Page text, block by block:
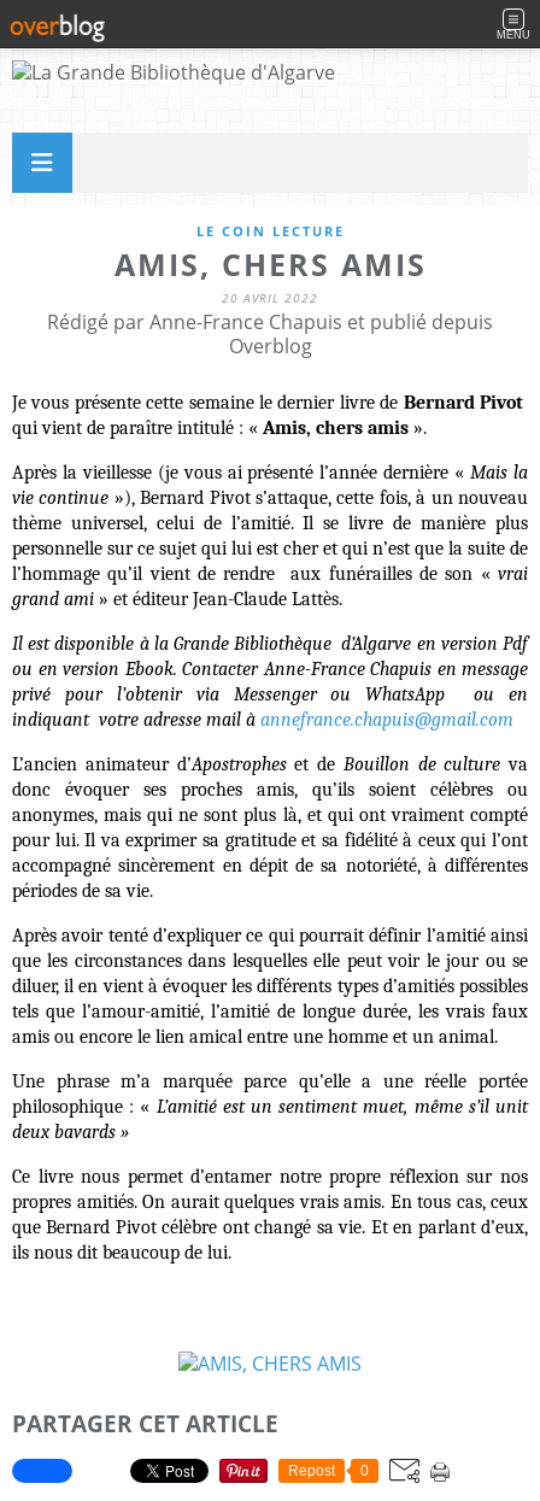
MENU
LE COIN LECTURE
AMIS, CHERS AMIS
20 AVRIL 2022
Rédigé par Anne-France Chapuis et publié depuis
Overblog
Je vous présente cette semaine le dernier livre de Bernard Pivot
qui vient de paraître intitulé : « Amis, chers amis ».
Après la vieillesse (je vous ai présenté l’année dernière «Mais la
vie continue »), Bernard Pivot s’attaque, cette fois, à un nouveau
thème universel, celui de l’amitié. Il se livre de manière plus
personnelle sur ce sujet qui lui est cher et qui n’est que la suite de
l’hommage qu’il vient de rendre aux funérailles de son « vrai
grand ami » et éditeur Jean-Claude Lattès.
Il est disponible à la Grande Bibliothèque d’Algarve en version Pdf
ou en version Ebook. Contacter Anne-France Chapuis en message
privé pour l’obtenir via Messenger ou WhatsApp ou en
indiquant votre adresse mail à annefrance.chapuis@gmail.com
L’ancien animateur d’Apostropheset de Bouillon de culture va
donc évoquer ses proches amis, qu’ils soient célèbres ou
anonymes, mais qui ne sont plus là, et qui ont vraiment compté
pour lui. Il va exprimer sa gratitude et sa fidélité à ceux qui l’ont
accompagné sincèrement en dépit de sa notoriété, à différentes
périodes de sa vie.
Après avoir tenté d’expliquer ce qui pourrait définir l’amitié ainsi
que les circonstances dans lesquelles elle peut voir le jour ou se
diluer, il en vient à évoquer les différents types d’amitiés possibles
tels que l’amour-amitié, l’amitié de longue durée, les vrais faux
amis ou encore le lien amical entre une homme et un animal.
Une phrase m’a marquée parce qu’elle a une réelle portée
philosophique : « L’amitié est un sentiment muet, même s’il unit
deux bavards »
Ce livre nous permet d’entamer notre propre réflexion sur nos
propres amitiés. On aurait quelques vrais amis. En tous cas, ceux
que Bernard Pivot célèbre ont changé sa vie. Et en parlant d’eux,
ils nous dit beaucoup de lui.
PARTAGER CET ARTICLE
Repost 0